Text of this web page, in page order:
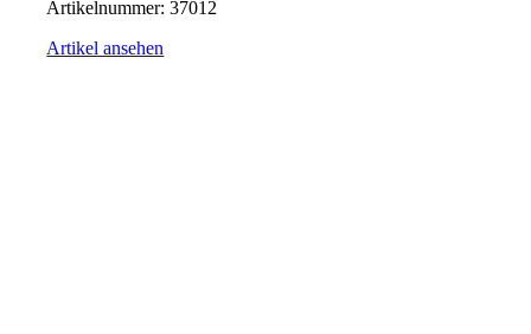
Artikelnummer:37012
Artikel ansehen